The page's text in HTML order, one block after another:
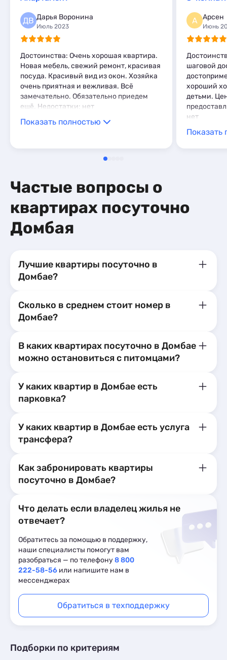
Шале 6
Комнаты 1
Апартаменты
Мини-отели
Кемпинги
Глэмпинги 9
Шале 11
ДВ Дарья Воронина
Июль 2023
Достоинства: Очень хорошая квартира.
Новая мебель, свежий ремонт, красивая
посуда. Красивый вид из окон. Хозяйка
очень приятная и вежливая. Всё
замечательно. Обязательно приедем
ещё. Недостатки: нет
Показать полностью
А Арсен
Июнь
шаговой
хороший
детьми.
нет
Показать
Частые вопросы о
квартирах посуточно
Домбая
Лучшие квартиры посуточно в
Домбае?
Сколько в среднем стоит номер в
Домбае?
В каких квартирах посуточно в Домбае
можно остановиться с питомцами?
У каких квартир в Домбае есть
парковка?
У каких квартир в Домбае есть услуга
трансфера?
Как забронировать квартиры
посуточно в Домбае?
Что делать если владелец жилья не
отвечает?
Обратитесь за помощью в поддержку,
наши специалисты помогут вам
разобраться — по телефону8 800
222-58-56 или напишите нам в
мессенджерах
Обратиться в техподдержку
Подборки по критериям